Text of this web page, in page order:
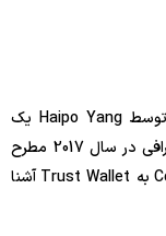
CoinEx یک صرافی معتبر ارز دیجیتال است که توسط Haipo Yang یک
سرمایه گذار اولیه بیت کوین تاسیس شد. این صرافی در سال 2017 مطرح
شد. در این مقاله شما را با نحوه انتقال ارز از ConEx به Trust Wallet آشنا